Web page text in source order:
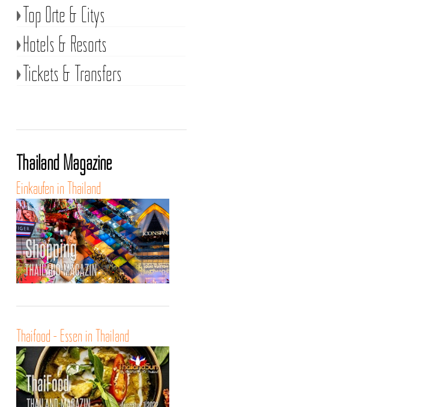
Top Orte & Citys
Hotels & Resorts
Tickets & Transfers
Thailand Magazine
Einkaufen in Thailand
Thaifood - Essen in Thailand